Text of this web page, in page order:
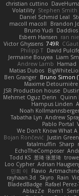
christian cuttino
Volatility Stephen Smith
Daniel Schmid Leal
macoll macoll
Brandon
Bruno Yudi
Esbern Hansen ran nie
Victor Ghyssens 749R
Philipp T David
Jermaine Bouyea Liam
Andrew Lamb Hamad
Matias Dubos
Ben Granger Bruno Simon
Maxime Detournière
JSR Production house
Mehmet Oguz Derin
Quinn
Hampus Linden
Noah Kollmannsberger
Tabatha Lyn Andrew
Pablo Portal
We Don't Know What A
Bojan Rončević Justin Green
fatalmuffin Sharp
EchoTheComposer
Todd KS 景琦 张景琦
Loo Cypher Adrian
민희 이
Flavio
rayhaan.3d
Skyro Rain
BladedBadge Rafael
AblazZe Rom1